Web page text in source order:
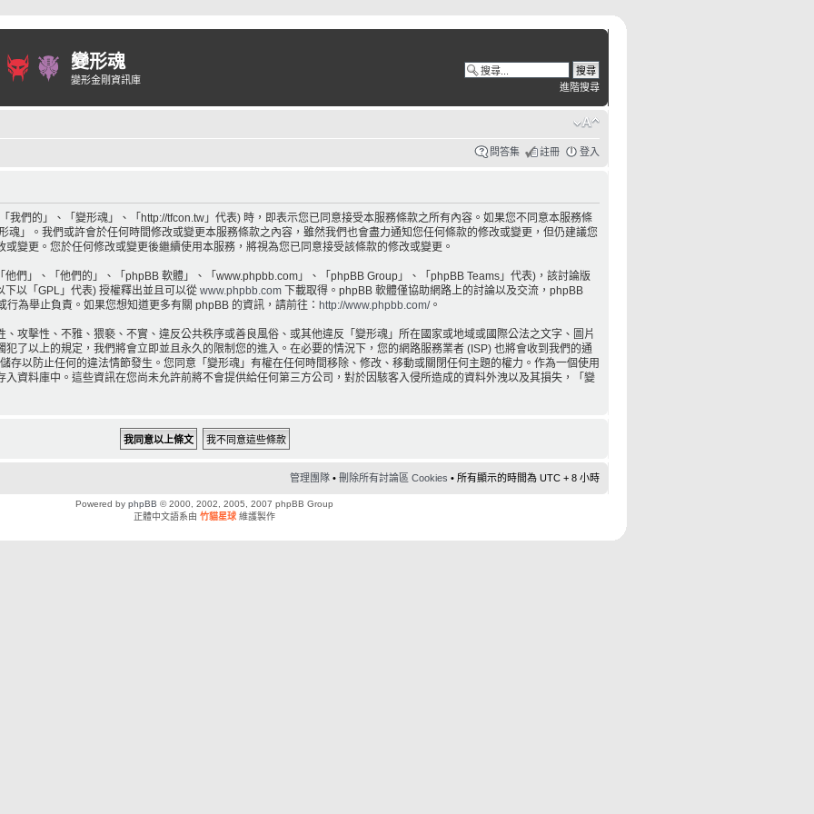
變形魂
變形金剛資訊庫
進階搜尋
問答集 註冊 登入
我們的」、「變形魂」、「http://tfcon.tw」代表) 時，即表示您已同意接受本服務條款之所有內容。如果您不同意本服務條
魂」。我們或許會於任何時間修改或變更本服務條款之內容，雖然我們也會盡力通知您任何條款的修改或變更，但仍建議您
變更。您於任何修改或變更後繼續使用本服務，將視為您已同意接受該條款的修改或變更。
們」、「他們的」、「phpBB 軟體」、「www.phpbb.com」、「phpBB Group」、「phpBB Teams」代表)，該討論版
下以「GPL」代表) 授權釋出並且可以從 www.phpbb.com下載取得。phpBB 軟體僅協助網路上的討論以及交流，phpBB
為舉止負責。如果您想知道更多有關 phpBB 的資訊，請前往： http://www.phpbb.com/。
攻擊性、不雅、猥褻、不實、違反公共秩序或善良風俗、或其他違反「變形魂」所在國家或地域或國際公法之文字、圖片
了以上的規定，我們將會立即並且永久的限制您的進入。在必要的情況下，您的網路服務業者 (ISP) 也將會收到我們的通
存以防止任何的違法情節發生。您同意「變形魂」有權在任何時間移除、修改、移動或關閉任何主題的權力。作為一個使用
資料庫中。這些資訊在您尚未允許前將不會提供給任何第三方公司，對於因駭客入侵所造成的資料外洩以及其損失，「變
管理團隊 •刪除所有討論區 Cookies • 所有顯示的時間為 UTC + 8 小時
Powered byphpBB © 2000, 2002, 2005, 2007 phpBB Group
正體中文語系由竹貓星球 維護製作